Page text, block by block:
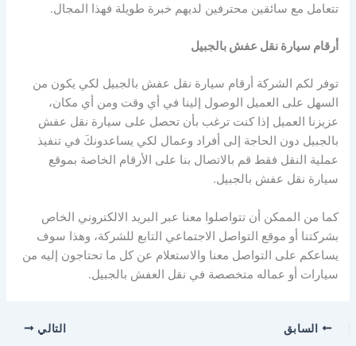
تتعامل مع سائقين محترفين لديهم خبرة طويلة فهذا المجال.
أرقام سيارة نقل عفش بالجبيل
توفر لكم الشركة أرقام سيارة نقل عفش بالجبيل لكي يكون من
السهل على العميل الوصول إلينا في أي وقت ومن أي مكان،
عزيزنا العميل إذا كنت ترغب بأن تحصل على سيارة نقل عفش
بالجبيل دون الحاجة إلى أفراد وعمال لكي يساعدونكَ في تنفيذ
عملية النقل فقط قم بالاتصال بنا على الأرقام الخاصة بموقع
سيارة نقل عفش بالجبيل.
كما من الممكن أن تتواصلوا معنا عبر البريد الالكتروني الخاص
بشركتنا أو موقع التواصل الاجتماعي التابع للشركة، وهذا سوف
يساعكم على التواصل معنا والاستعلام عن كل ما تحتاجون إليه من
سيارات أو عماله متخصصة في نقل العفش بالجبيل.
السابق التالي